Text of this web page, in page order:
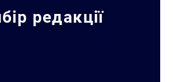
редакції